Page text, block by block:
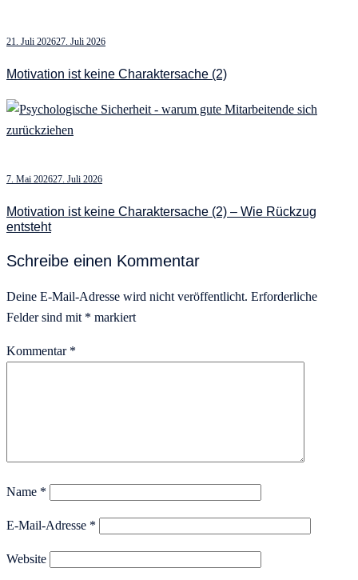
21. Juli 202627. Juli 2026
Motivation ist keine Charaktersache (2)
7. Mai 202627. Juli 2026
Motivation ist keine Charaktersache (2) – Wie Rückzug
entsteht
Schreibe einen Kommentar
Deine E-Mail-Adresse wird nicht veröffentlicht. Erforderliche
Felder sind mit * markiert
Kommentar *
Name *
E-Mail-Adresse *
Website